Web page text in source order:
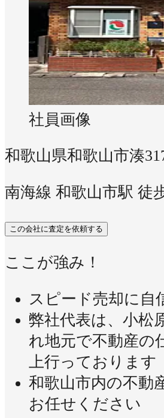
社員画像
和歌山県和歌山市湊
南海線 和歌山市駅 徒
この会社に査定を依頼する
ここが強み！
スピード売却に自
弊社代表は、小松
れ地元で不動産の
上行っております
和歌山市内の不動
お任せください